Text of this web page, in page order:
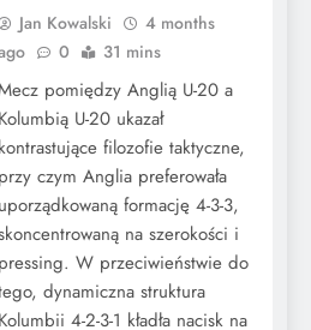
Jan Kowalski
4 months
0 31 mins
pomiędzy Anglią U-20 a
Kolumbią U-20 ukazał
kontrastujące filozofie taktyczne,
przy czym Anglia preferowała
uporządkowaną formację 4-3-3,
na szerokości i
pressing. W przeciwieństwie do
dynamiczna struktura
Kolumbii 4-2-3-1 kładła nacisk na